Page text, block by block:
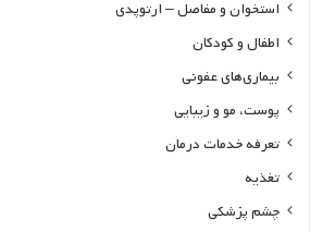
استخوان و مفاصل – ارتوپدی
اطفال و کودکان
بیماری‌های عفونی
پوست، مو و زیبایی
تعرفه خدمات درمان
تغذیه
چشم پزشکی